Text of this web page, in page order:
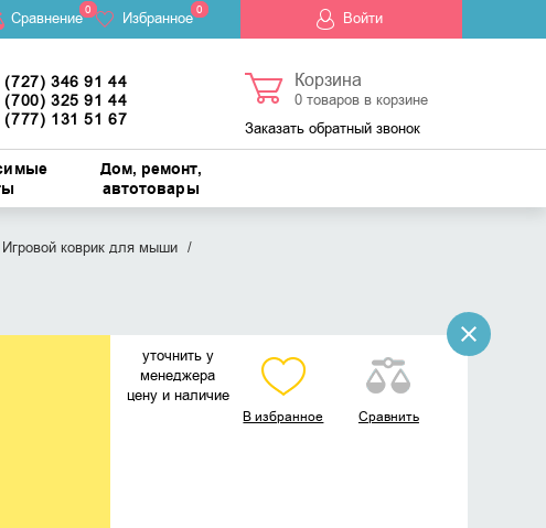
Cравнение0 Избранное 0 Войти
(727) 346 91 44
(700) 325 91 44
(777) 131 51 67
Корзина
0товаров в корзине
Заказать обратный звонок
Дом, ремонт,
автотовары
Игровой коврик для мыши
уточнить у
менеджера
цену и наличие
В избранное Сравнить